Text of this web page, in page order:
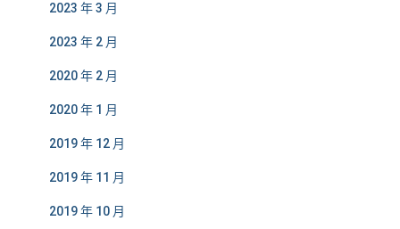
2023 年 3 月
2023 年 2 月
2020 年 2 月
2020 年 1 月
2019 年 12 月
2019 年 11 月
2019 年 10 月